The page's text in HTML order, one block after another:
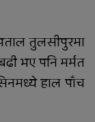
तुलसीपुरमा
भए पनि मर्मत
हाल पाँच